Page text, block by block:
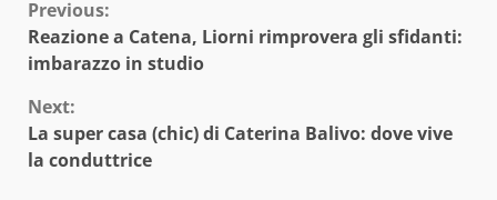
Continue
Reading
Previous:
Reazione a Catena, Liorni rimprovera gli sfidanti:
imbarazzo in studio
Next:
La super casa (chic) di Caterina Balivo: dove vive
la conduttrice